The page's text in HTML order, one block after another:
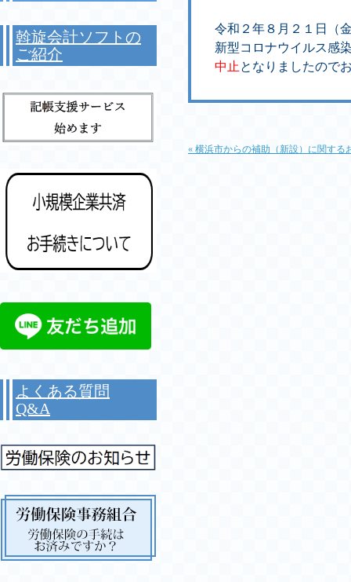
令和２年８月２１日（
新型コロナウイルス感
中止 となりましたので
« 横浜市からの補助（新設）に関する
斡旋会計ソフトの
ご紹介
よくある質問
Q&A